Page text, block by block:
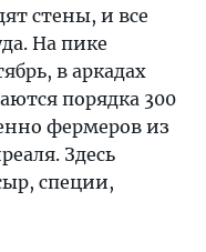
стены, и все
На пике
в аркадах
порядка 300
фермеров из
Здесь
специи,